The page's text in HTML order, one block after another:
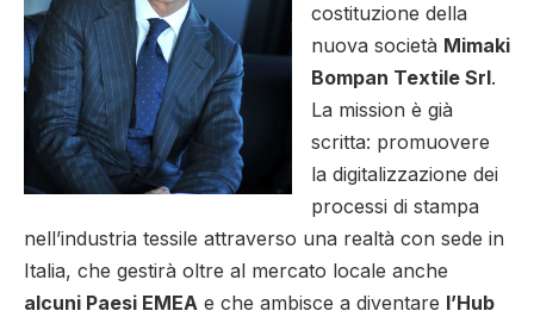
costituzione della
nuova società Mimaki
Bompan Textile Srl.
La mission è già
scritta: promuovere
la digitalizzazione dei
processi di stampa
nell’industria tessile attraverso una realtà con sede in
Italia, che gestirà oltre al mercato locale anche
alcuni Paesi EMEA e che ambisce a diventare l’Hub